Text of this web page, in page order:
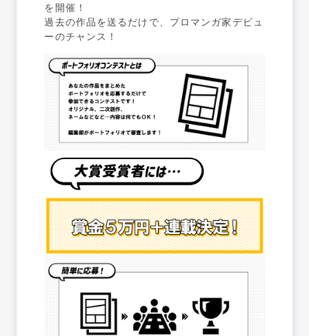
を開催！
過去の作品を送るだけで、プロマンガ家デビュ
ーのチャンス！